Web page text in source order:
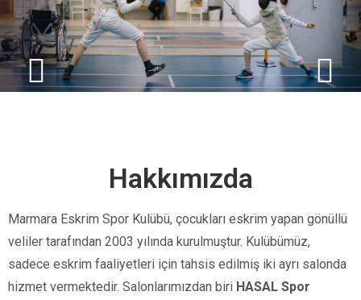
Hakkımızda
Marmara Eskrim Spor Kulübü, çocukları eskrim yapan gönüllü
veliler tarafından 2003 yılında kurulmuştur. Kulübümüz,
sadece eskrim faaliyetleri için tahsis edilmiş iki ayrı salonda
hizmet vermektedir. Salonlarımızdan biri HASAL Spor